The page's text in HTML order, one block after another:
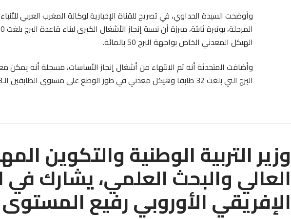
الهيكل المعدني الخاص بواجهة البرج 50 بالمائة.
وأضافت المتحدثة أنه تم الانتهاء من أشغال إنجاز الأساسات، مسجلة أنه يمكن
البرج التي بلغت 32 طابقا وهيكل معدني في طور الوضع على مستوى الطابقين الـ13 والـ14.
وزير التربية الوطنية والتكوين
العالي والبحث العلمي، يشارك في
الإفريقي الأوروبي رفيع المستوى